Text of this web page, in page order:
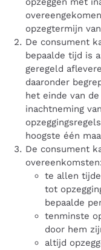
opzegtermijn
De consument
bepaalde tijd is
geregeld
daaronder
het einde van
inachtneming
hoogste één
De consument
overeenkomsten:
te allen
tot
bepaalde
tenminste
door hem
altijd